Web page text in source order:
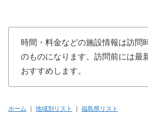
時間・料金などの施設情報は訪問
のものになります。訪問前には最
おすすめします。
ホーム 地域別リスト 福島県リスト